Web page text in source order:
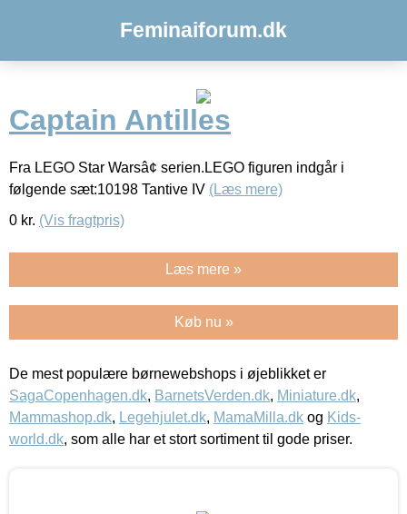
Feminaiforum.dk
Captain Antilles
Fra LEGO Star Warsâ¢ serien.LEGO figuren indgår i
følgende sæt:10198 Tantive IV (Læs mere)
0 kr. (Vis fragtpris)
Læs mere »
Køb nu »
De mest populære børnewebshops i øjeblikket er
SagaCopenhagen.dk, BarnetsVerden.dk, Miniature.dk,
Mammashop.dk, Legehjulet.dk, MamaMilla.dk og Kids-
world.dk, som alle har et stort sortiment til gode priser.